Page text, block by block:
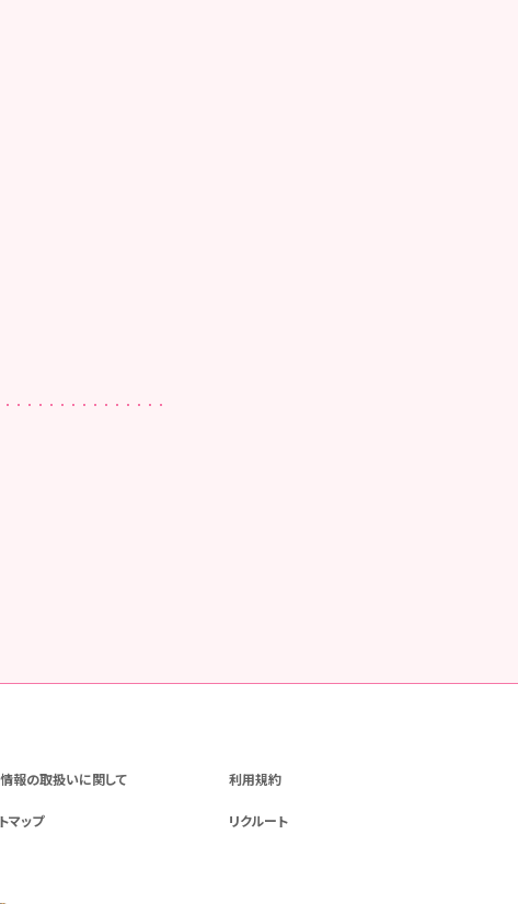
報の取扱いに関して 利用規約
マップ リクルート